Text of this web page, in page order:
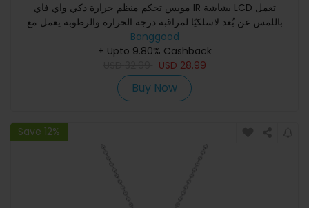
مويس تحكم منظم حرارة ذكي واي فاي IR بشاشة LCD تعمل
باللمس عن بُعد لاسلكيًا لمراقبة درجة الحرارة والرطوبة يعمل مع
أليكسا
Banggood
+ Upto 9.80% Cashback
USD 28.99
Buy Now
Save 12%